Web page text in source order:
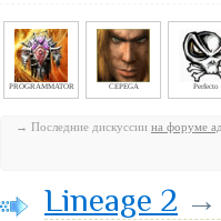
PROGRAMMATOR CEPEGA Perfecto
→ Последние дискуссии на форуме
Lineage 2 →